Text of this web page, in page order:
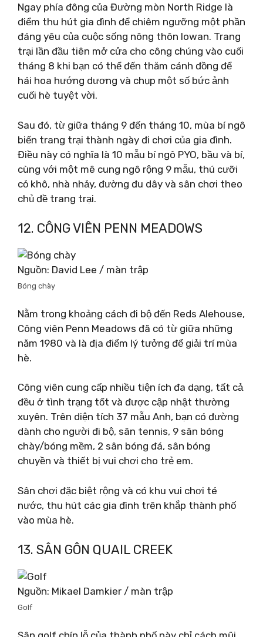
Ngay phía đông của Đường mòn North Ridge là
điểm thu hút gia đình để chiêm ngưỡng một phần
đáng yêu của cuộc sống nông thôn Iowan. Trang
trại lần đầu tiên mở cửa cho công chúng vào cuối
tháng 8 khi bạn có thể đến thăm cánh đồng để
hái hoa hướng dương và chụp một số bức ảnh
cuối hè tuyệt vời.
Sau đó, từ giữa tháng 9 đến tháng 10, mùa bí ngô
biến trang trại thành ngày đi chơi của gia đình.
Điều này có nghĩa là 10 mẫu bí ngô PYO, bầu và bí,
cùng với một mê cung ngô rộng 9 mẫu, thú cưỡi
cỏ khô, nhà nhảy, đường đu dây và sân chơi theo
chủ đề trang trại.
12. CÔNG VIÊN PENN MEADOWS
Nguồn: David Lee / màn trập
Bóng chày
Nằm trong khoảng cách đi bộ đến Reds Alehouse,
Công viên Penn Meadows đã có từ giữa những
năm 1980 và là địa điểm lý tưởng để giải trí mùa
hè.
Công viên cung cấp nhiều tiện ích đa dạng, tất cả
đều ở tình trạng tốt và được cập nhật thường
xuyên. Trên diện tích 37 mẫu Anh, bạn có đường
dành cho người đi bộ, sân tennis, 9 sân bóng
chày/bóng mềm, 2 sân bóng đá, sân bóng
chuyền và thiết bị vui chơi cho trẻ em.
Sân chơi đặc biệt rộng và có khu vui chơi té
nước, thu hút các gia đình trên khắp thành phố
vào mùa hè.
13. SÂN GÔN QUAIL CREEK
Nguồn: Mikael Damkier / màn trập
Golf